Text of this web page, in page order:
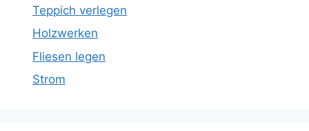
Teppich verlegen
Holzwerken
Fliesen legen
Strom